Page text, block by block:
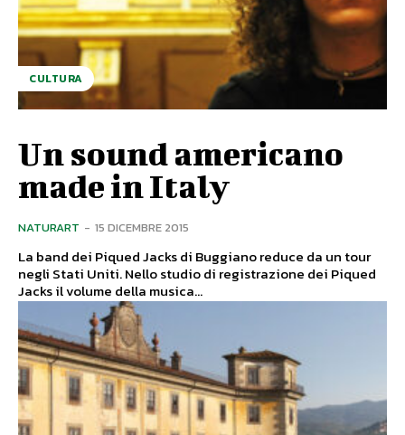
CULTURA
Un sound americano
made in Italy
NATURART - 15 DICEMBRE 2015
La band dei Piqued Jacks di Buggiano reduce da un tour
negli Stati Uniti. Nello studio di registrazione dei Piqued
Jacks il volume della musica...